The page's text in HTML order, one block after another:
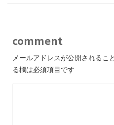
comment
メールアドレスが公開されるこ
る欄は必須項目です